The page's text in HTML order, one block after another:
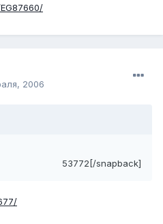
2006
53772[/snapback]